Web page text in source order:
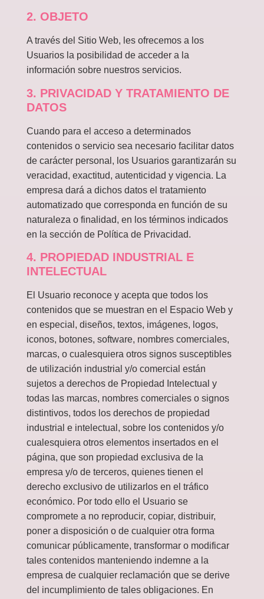
2. OBJETO
A través del Sitio Web, les ofrecemos a los
Usuarios la posibilidad de acceder a la
información sobre nuestros servicios.
3. PRIVACIDAD Y TRATAMIENTO DE
DATOS
Cuando para el acceso a determinados
contenidos o servicio sea necesario facilitar datos
de carácter personal, los Usuarios garantizarán su
veracidad, exactitud, autenticidad y vigencia. La
empresa dará a dichos datos el tratamiento
automatizado que corresponda en función de su
naturaleza o finalidad, en los términos indicados
en la sección de Política de Privacidad.
4. PROPIEDAD INDUSTRIAL E
INTELECTUAL
El Usuario reconoce y acepta que todos los
contenidos que se muestran en el Espacio Web y
en especial, diseños, textos, imágenes, logos,
iconos, botones, software, nombres comerciales,
marcas, o cualesquiera otros signos susceptibles
de utilización industrial y/o comercial están
sujetos a derechos de Propiedad Intelectual y
todas las marcas, nombres comerciales o signos
distintivos, todos los derechos de propiedad
industrial e intelectual, sobre los contenidos y/o
cualesquiera otros elementos insertados en el
página, que son propiedad exclusiva de la
empresa y/o de terceros, quienes tienen el
derecho exclusivo de utilizarlos en el tráfico
económico. Por todo ello el Usuario se
compromete a no reproducir, copiar, distribuir,
poner a disposición o de cualquier otra forma
comunicar públicamente, transformar o modificar
tales contenidos manteniendo indemne a la
empresa de cualquier reclamación que se derive
del incumplimiento de tales obligaciones. En